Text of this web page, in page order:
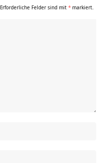
Erforderliche Felder sind mit * markiert.